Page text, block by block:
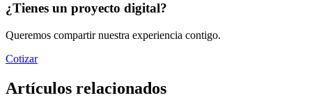
¿Tienes un proyecto digital?
Queremos compartir nuestra experiencia contigo.
Cotizar
Artículos relacionados